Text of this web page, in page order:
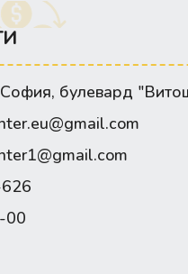
булевард
00